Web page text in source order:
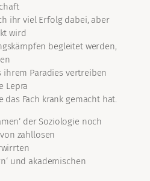
ihr viel Erfolg dabei, aber
wird
begleitet werden,
Paradies vertreiben
Lepra
Fach krank gemacht hat.
der Soziologie noch
zahllosen
und akademischen